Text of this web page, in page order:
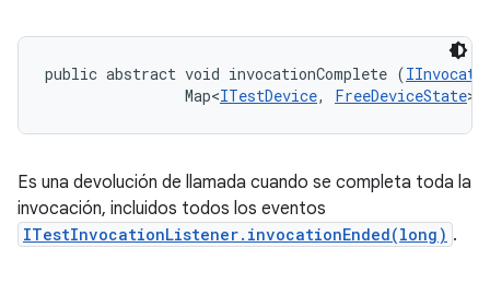
public abstract void invocationComplete (
                Map<
ITestDevice, FreeDeviceState>
Es una devolución de llamada cuando se completa toda la
invocación, incluidos todos los eventos
ITestInvocationListener.invocationEnded(long) .